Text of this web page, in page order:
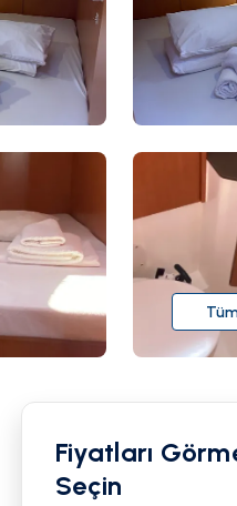
Fiyatları
Seçin